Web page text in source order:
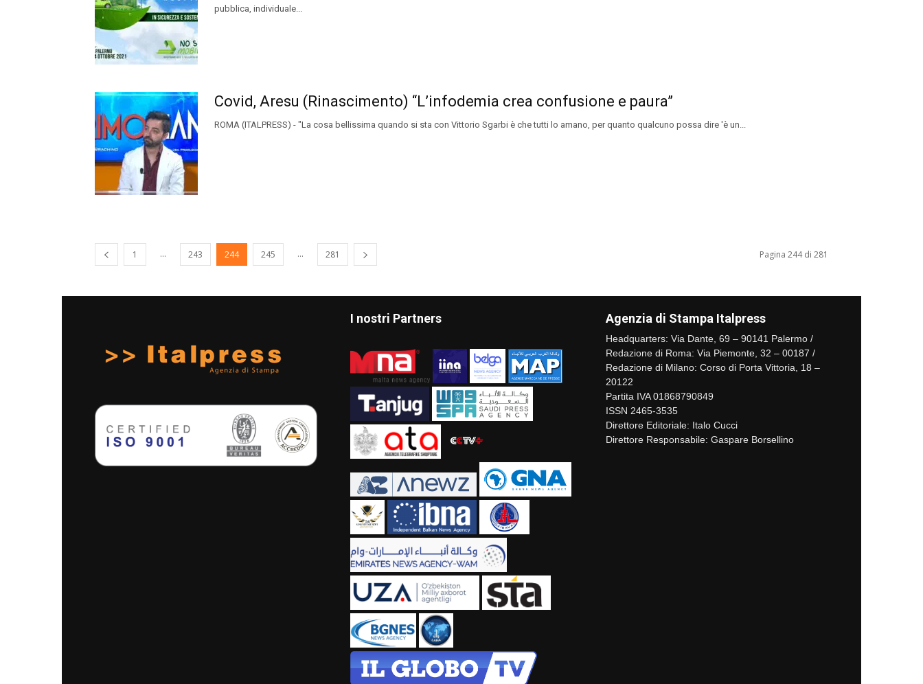
pubblica, individuale...
Covid, Aresu (Rinascimento) “L’infodemia crea confusione e paura”
ROMA (ITALPRESS) - "La cosa bellissima quando si sta con Vittorio Sgarbi è che tutti lo amano, per quanto qualcuno possa dire 'è un...
1 ... 243 244 245 ... 281 Pagina 244 di 281
I nostri Partners Agenzia di Stampa Italpress
Headquarters: Via Dante, 69 – 90141 Palermo /
Redazione di Roma: Via Piemonte, 32 – 00187 /
Redazione di Milano: Corso di Porta Vittoria, 18 –
20122
Partita IVA 01868790849
ISSN 2465-3535
Direttore Editoriale: Italo Cucci
Direttore Responsabile: Gaspare Borsellino